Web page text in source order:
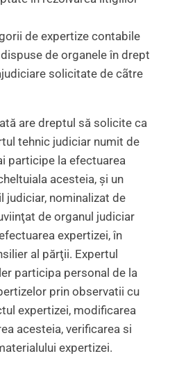
de expertize contabile
de organele în drept
solicitate de cãtre
are dreptul să solicite ca
tehnic judiciar numit de
participe la efectuarea
acesteia, şi un
judiciar, nominalizat de
de organul judiciar
expertizei, în
al părţii. Expertul
participa personal de la
prin observatii cu
expertizei, modificarea
acesteia, verificarea si
expertizei.